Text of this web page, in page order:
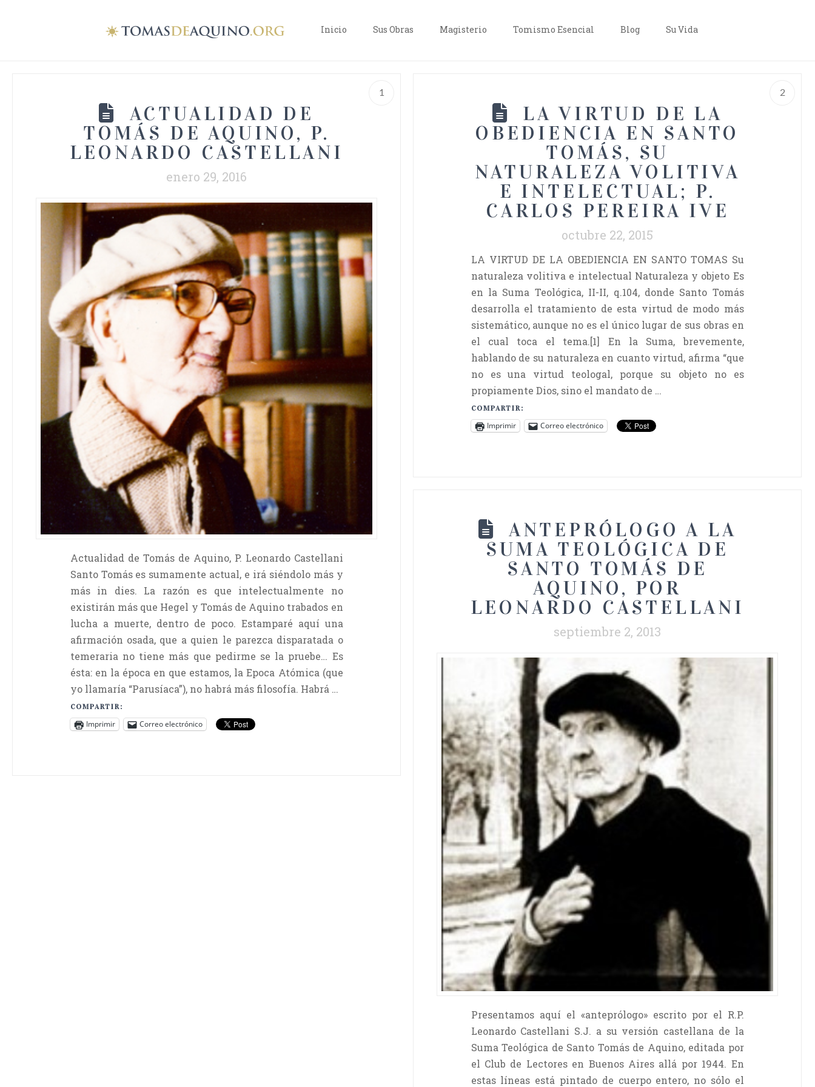
Inicio Sus Obras Magisterio Tomismo Esencial Blog Su Vida
1
ACTUALIDAD DE
TOMÁS DE AQUINO, P.
LEONARDO CASTELLANI
enero 29, 2016
Actualidad de Tomás de Aquino, P. Leonardo Castellani
Santo Tomás es sumamente actual, e irá siéndolo más y
más in dies. La razón es que intelectualmente no
existirán más que Hegel y Tomás de Aquino trabados en
lucha a muerte, dentro de poco. Estamparé aquí una
afirmación osada, que a quien le parezca disparatada o
temeraria no tiene más que pedirme se la pruebe… Es
ésta: en la época en que estamos, la Epoca Atómica (que
yo llamaría “Parusíaca”), no habrá más filosofía. Habrá …
COMPARTIR:
Imprimir Correo electrónico
2
LA VIRTUD DE LA
OBEDIENCIA EN SANTO
TOMÁS, SU
NATURALEZA VOLITIVA
E INTELECTUAL; P.
CARLOS PEREIRA IVE
octubre 22, 2015
LA VIRTUD DE LA OBEDIENCIA EN SANTO TOMAS Su
naturaleza volitiva e intelectual Naturaleza y objeto Es
en la Suma Teológica, II-II, q.104, donde Santo Tomás
desarrolla el tratamiento de esta virtud de modo más
sistemático, aunque no es el único lugar de sus obras en
el cual toca el tema.[1] En la Suma, brevemente,
hablando de su naturaleza en cuanto virtud, afirma “que
no es una virtud teologal, porque su objeto no es
propiamente Dios, sino el mandato de …
COMPARTIR:
Imprimir Correo electrónico
ANTEPRÓLOGO A LA
SUMA TEOLÓGICA DE
SANTO TOMÁS DE
AQUINO, POR
LEONARDO CASTELLANI
septiembre 2, 2013
Presentamos aquí el «anteprólogo» escrito por el R.P.
Leonardo Castellani S.J. a su versión castellana de la
Suma Teológica de Santo Tomás de Aquino, editada por
el Club de Lectores en Buenos Aires allá por 1944. En
estas líneas está pintado de cuerpo entero, no sólo el